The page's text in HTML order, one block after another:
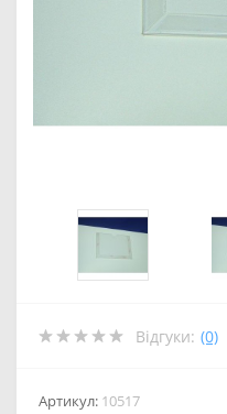
Відгуки: (0)
Артикул: 10517